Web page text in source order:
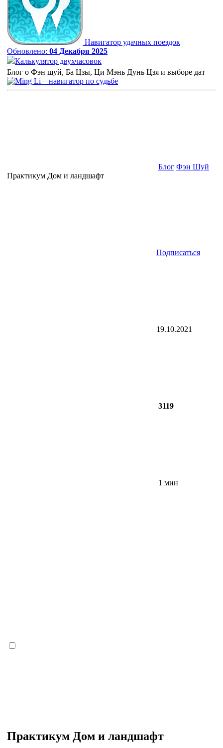
Навигатор удачных поездок
Обновлено: 04 Декабря 2025
Калькулятор двухчасовок
Блог о Фэн шуй, Ба Цзы, Ци Мэнь Дунь Цзя и выборе дат
Блог Фэн Шуй
Практикум Дом и ландшафт
Подписаться
19.10.2021
3119
1 мин
Практикум Дом и ландшафт